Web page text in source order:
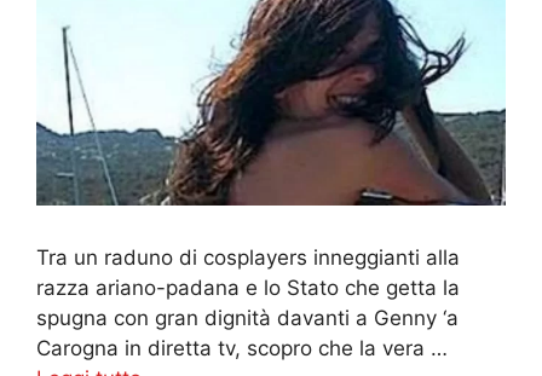
Tra un raduno di cosplayers inneggianti alla
razza ariano-padana e lo Stato che getta la
spugna con gran dignità davanti a Genny ‘a
Carogna in diretta tv, scopro che la vera …